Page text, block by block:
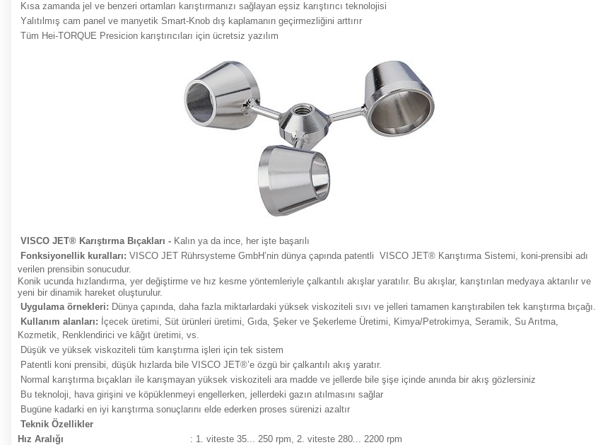
Kısa zamandajel ve benzeri ortamları karıştırmanızı sağlayan eşsiz karıştırıcı teknolojisi
Yalıtılmış cam panel ve manyetik Smart-Knob dış kaplamanın geçirmezliğini arttırır
Tüm Hei-TORQUE Presicion karıştırıcıları için ücretsiz yazılım
VISCO JET® Karıştırma Bıçakları - Kalın ya da ince, her işte başarılı
Fonksiyonellik kuralları: VISCO JET Rührsysteme GmbH’nin dünya çapında patentli VISCO JET® Karıştırma Sistemi, koni-prensibi adı
verilen prensibin sonucudur.
Konik ucunda hızlandırma, yer değiştirme ve hız kesme yöntemleriyle çalkantılı akışlar yaratılır. Bu akışlar, karıştırılan medyaya aktarılır ve
yeni bir dinamik hareket oluşturulur.
Uygulama örnekleri: Dünya çapında, daha fazla miktarlardaki yüksek viskoziteli sıvı ve jelleri tamamen karıştırabilen tek karıştırma bıçağı.
Kullanım alanları: İçecek üretimi, Süt ürünleri üretimi, Gıda, Şeker ve Şekerleme Üretimi, Kimya/Petrokimya, Seramik, Su Arıtma,
Kozmetik, Renklendirici ve kâğıt üretimi, vs.
Düşük ve yüksek viskoziteli tüm karıştırma işleri için tek sistem
Patentli koni prensibi, düşük hızlarda bile VISCO JET®’e özgü bir çalkantılı akış yaratır.
Normal karıştırma bıçakları ile karışmayan yüksek viskoziteli ara madde ve jellerde bile şişe içinde anında bir akış gözlersiniz
Bu teknoloji, hava girişini ve köpüklenmeyi engellerken, jellerdeki gazın atılmasını sağlar
Bugüne kadarki en iyi karıştırma sonuçlarını elde ederken proses sürenizi azaltır
Teknik Özellikler
Hız Aralığı
: 1. viteste 35... 250 rpm, 2. viteste 280... 2200 rpm